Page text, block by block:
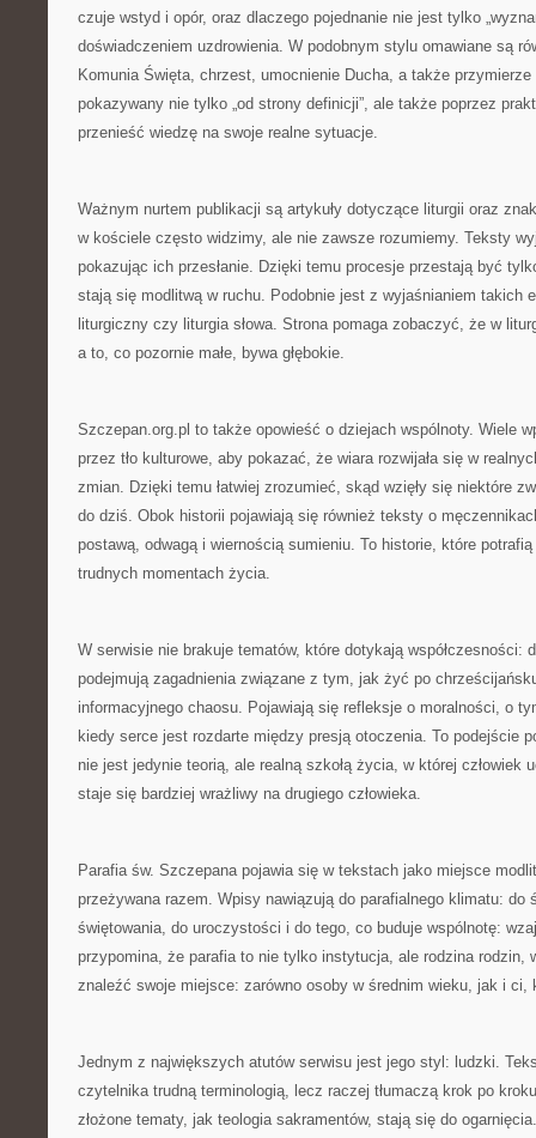
czuje wstyd i opór, oraz dlaczego pojednanie nie jest tylko
doświadczeniem uzdrowienia. W podobnym stylu omawiane są
Komunia Święta, chrzest, umocnienie Ducha, a także
pokazywany nie tylko „od strony definicji”, ale także poprzez
przenieść wiedzę na swoje realne sytuacje.
Ważnym nurtem publikacji są artykuły dotyczące liturgii oraz
w kościele często widzimy, ale nie zawsze rozumiemy. Teksty
pokazując ich przesłanie. Dzięki temu procesje przestają być
stają się modlitwą w ruchu. Podobnie jest z wyjaśnianiem takich
liturgiczny czy liturgia słowa. Strona pomaga zobaczyć, że w
a to, co pozornie małe, bywa głębokie.
Szczepan.org.pl to także opowieść o dziejach wspólnoty. Wiele
przez tło kulturowe, aby pokazać, że wiara rozwijała się w
zmian. Dzięki temu łatwiej zrozumieć, skąd wzięły się niektóre
do dziś. Obok historii pojawiają się również teksty o
postawą, odwagą i wiernością sumieniu. To historie, które
trudnych momentach życia.
W serwisie nie brakuje tematów, które dotykają współczesności:
podejmują zagadnienia związane z tym, jak żyć po
informacyjnego chaosu. Pojawiają się refleksje o moralności, o
kiedy serce jest rozdarte między presją otoczenia. To podejście
nie jest jedynie teorią, ale realną szkołą życia, w której człowiek
staje się bardziej wrażliwy na drugiego człowieka.
Parafia św. Szczepana pojawia się w tekstach jako miejsce
przeżywana razem. Wpisy nawiązują do parafialnego klimatu: do
świętowania, do uroczystości i do tego, co buduje wspólnotę:
przypomina, że parafia to nie tylko instytucja, ale rodzina rodzin,
znaleźć swoje miejsce: zarówno osoby w średnim wieku, jak i
Jednym z największych atutów serwisu jest jego styl: ludzki.
czytelnika trudną terminologią, lecz raczej tłumaczą krok po
złożone tematy, jak teologia sakramentów, stają się do